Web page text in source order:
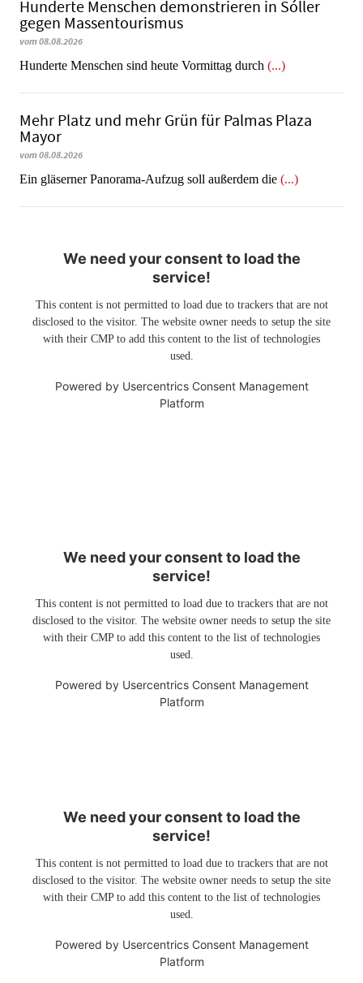
Hunderte Menschen demonstrieren in Sóller
gegen Massentourismus
vom 08.08.2026
Hunderte Menschen sind heute Vormittag durch (...)
Mehr Platz und mehr Grün für Palmas Plaza
Mayor
vom 08.08.2026
Ein gläserner Panorama-Aufzug soll außerdem die (...)
We need your consent to load the
service!
This content is not permitted to load due to trackers that are not
disclosed to the visitor. The website owner needs to setup the site
with their CMP to add this content to the list of technologies
used.
Powered by Usercentrics Consent Management
Platform
We need your consent to load the
service!
This content is not permitted to load due to trackers that are not
disclosed to the visitor. The website owner needs to setup the site
with their CMP to add this content to the list of technologies
used.
Powered by Usercentrics Consent Management
Platform
We need your consent to load the
service!
This content is not permitted to load due to trackers that are not
disclosed to the visitor. The website owner needs to setup the site
with their CMP to add this content to the list of technologies
used.
Powered by Usercentrics Consent Management
Platform